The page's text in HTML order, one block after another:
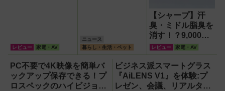
レビュー 家電・AV
ニュース
暮らし・生活・ペット
【シャープ】汗
臭・ミドル脂臭を
消す！？9,000円
超でも売れる高級
ハンディファン
『PJ-HS01』が凄
すぎる
レビュー 家電・AV
PC不要で4K映像を簡単バ
ックアップ保存できる！プ
ロスペックのハイビジョン
ビジネス派スマートグラス
『AiLENS V1』を体験:プ
レゼン、会議、リアルタイ